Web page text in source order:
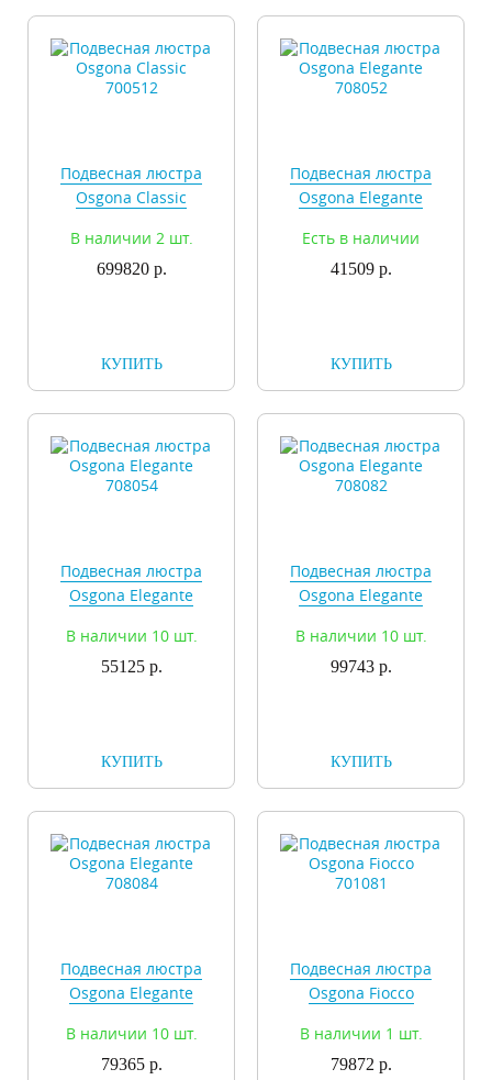
Подвесная люстра
Osgona Classic
В наличии 2 шт.
699820 р.
КУПИТЬ
Подвесная люстра
Osgona Elegante
Есть в наличии
41509 р.
КУПИТЬ
Подвесная люстра
Osgona Elegante
В наличии 10 шт.
55125 р.
КУПИТЬ
Подвесная люстра
Osgona Elegante
В наличии 10 шт.
99743 р.
КУПИТЬ
Подвесная люстра
Osgona Elegante
В наличии 10 шт.
79365 р.
Подвесная люстра
Osgona Fiocco
В наличии 1 шт.
79872 р.